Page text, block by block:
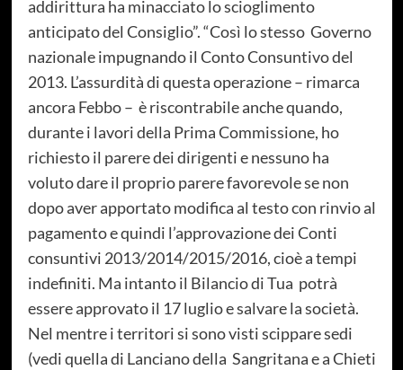
addirittura ha minacciato lo scioglimento
anticipato del Consiglio”. “Così lo stesso Governo
nazionale impugnando il Conto Consuntivo del
2013. L’assurdità di questa operazione – rimarca
ancora Febbo – è riscontrabile anche quando,
durante i lavori della Prima Commissione, ho
richiesto il parere dei dirigenti e nessuno ha
voluto dare il proprio parere favorevole se non
dopo aver apportato modifica al testo con rinvio al
pagamento e quindi l’approvazione dei Conti
consuntivi 2013/2014/2015/2016, cioè a tempi
indefiniti. Ma intanto il Bilancio di Tua potrà
essere approvato il 17 luglio e salvare la società.
Nel mentre i territori si sono visti scippare sedi
(vedi quella di Lanciano della Sangritana e a Chieti